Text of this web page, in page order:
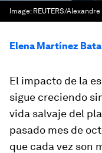
Image: REUTERS/
Elena Martínez
El impacto de la
sigue creciendo
vida salvaje del
pasado mes de
que cada vez son